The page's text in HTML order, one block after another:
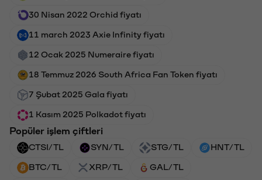
30 Nisan 2022 Orchid fiyatı
11 march 2023 Axie Infinity fiyatı
12 Ocak 2025 Numeraire fiyatı
18 Temmuz 2026 South Africa Fan Token fiyatı
7 Şubat 2025 Gala fiyatı
1 Kasım 2025 Polkadot fiyatı
Popüler işlem çiftleri
CTSI/TL SYN/TL STG/TL HNT/TL
BTC/TL XRP/TL GAL/TL